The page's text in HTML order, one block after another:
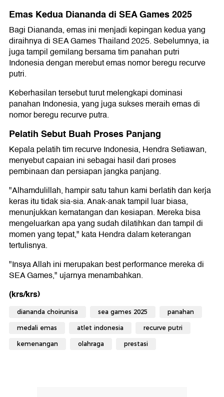
Emas Kedua Diananda di SEA Games 2025
Bagi Diananda, emas ini menjadi kepingan kedua yang
diraihnya di SEA Games Thailand 2025. Sebelumnya, ia
juga tampil gemilang bersama tim panahan putri
Indonesia dengan merebut emas nomor beregu recurve
putri.
Keberhasilan tersebut turut melengkapi dominasi
panahan Indonesia, yang juga sukses meraih emas di
nomor beregu recurve putra.
Pelatih Sebut Buah Proses Panjang
Kepala pelatih tim recurve Indonesia, Hendra Setiawan,
menyebut capaian ini sebagai hasil dari proses
pembinaan dan persiapan jangka panjang.
"Alhamdulillah, hampir satu tahun kami berlatih dan kerja
keras itu tidak sia-sia. Anak-anak tampil luar biasa,
menunjukkan kematangan dan kesiapan. Mereka bisa
mengeluarkan apa yang sudah dilatihkan dan tampil di
momen yang tepat," kata Hendra dalam keterangan
tertulisnya.
"Insya Allah ini merupakan best performance mereka di
SEA Games," ujarnya menambahkan.
(krs/krs)
diananda choirunisa sea games 2025 panahan
medali emas atlet indonesia recurve putri
kemenangan olahraga prestasi